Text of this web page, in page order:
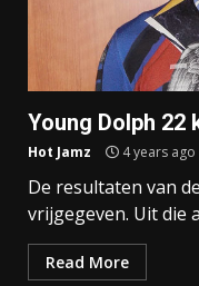
Young Dolph 22
Hot Jamz 4 years ago
De resultaten van
vrijgegeven. Uit die
Read More